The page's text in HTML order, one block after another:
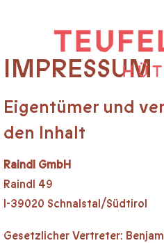
IMPRESSUM
Eigentümer und
den Inhalt
Raindl GmbH
Raindl 49
I-39020 Schnalstal/Südtirol
Gesetzlicher Vertreter: